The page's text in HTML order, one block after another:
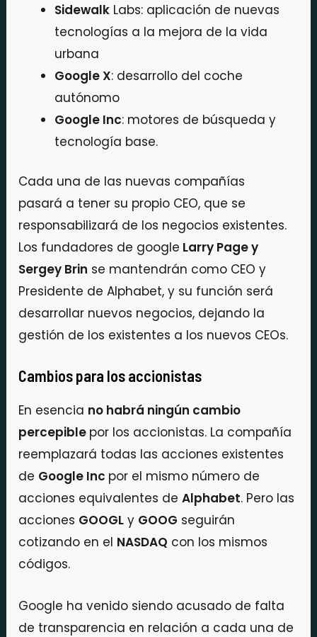
Sidewalk Labs: aplicación de nuevas
tecnologías a la mejora de la vida
urbana
Google X: desarrollo del coche
autónomo
Google Inc: motores de búsqueda y
tecnología base.
Cada una de las nuevas compañías
pasará a tener su propio CEO, que se
responsabilizará de los negocios existentes.
Los fundadores de google Larry Page y
Sergey Brin se mantendrán como CEO y
Presidente de Alphabet, y su función será
desarrollar nuevos negocios, dejando la
gestión de los existentes a los nuevos CEOs.
Cambios para los accionistas
En esencia no habrá ningún cambio
percepible por los accionistas. La compañía
reemplazará todas las acciones existentes
de Google Inc por el mismo número de
acciones equivalentes deAlphabet. Pero las
acciones GOOGL y GOOG seguirán
cotizando en el NASDAQ con los mismos
códigos.
Google ha venido siendo acusado de falta
de transparencia en relación a cada una de